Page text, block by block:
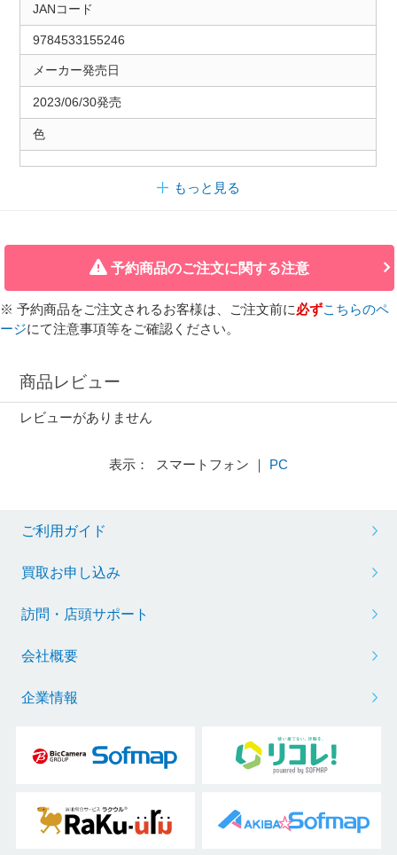
JANコード
9784533155246
メーカー発売日
2023/06/30発売
色
もっと見る
予約商品のご注文に関する注意
※ 予約商品をご注文されるお客様は、ご注文前に必ずこちらのペ
ージにて注意事項等をご確認ください。
商品レビュー
レビューがありません
表示： スマートフォン ｜ PC
ご利用ガイド
買取お申し込み
訪問・店頭サポート
会社概要
企業情報